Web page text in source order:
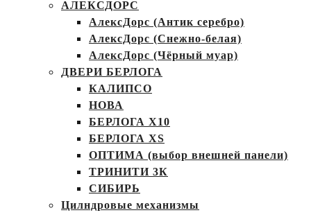
АЛЕКСДОРС
АлексДорс (Антик серебро)
АлексДорс (Снежно-белая)
АлексДорс (Чёрный муар)
ДВЕРИ БЕРЛОГА
КАЛИПСО
НОВА
БЕРЛОГА Х10
БЕРЛОГА XS
ОПТИМА (выбор внешней панели)
ТРИНИТИ 3К
СИБИРЬ
Цилндровые механизмы